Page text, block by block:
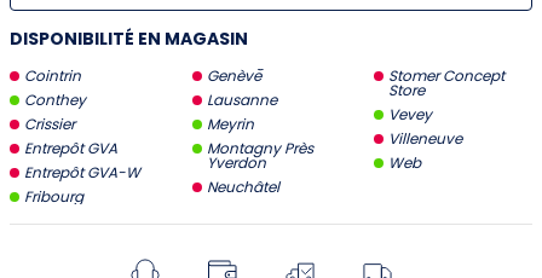
DISPONIBILITÉ EN MAGASIN
Cointrin
Conthey
Crissier
Entrepôt GVA
Entrepôt GVA-W
Fribourg
Genève
Lausanne
Meyrin
Montagny Près
Yverdon
Neuchâtel
Stomer Concept
Store
Vevey
Villeneuve
Web